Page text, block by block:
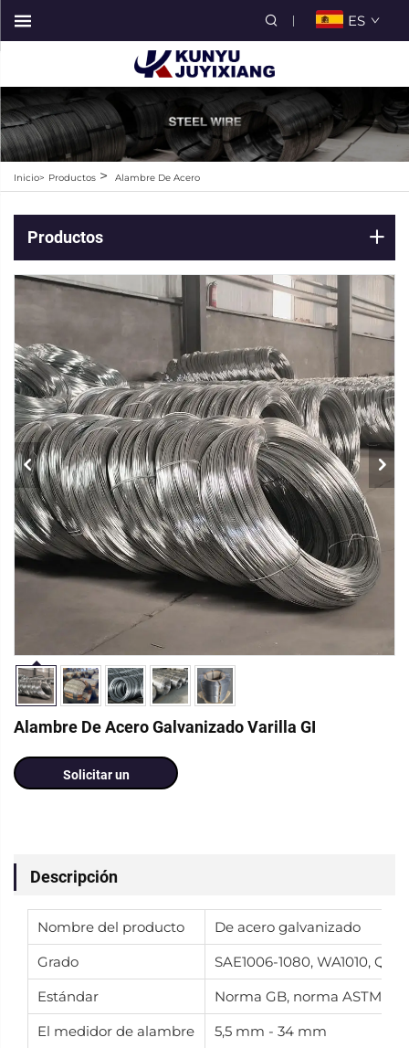
ES
Inicio> Productos > Alambre De Acero
Productos
Alambre De Acero Galvanizado Varilla GI
Solicitar un
Descripción
Nombre del producto
De acero galvanizado
Grado
SAE1006-1080, WA1010,
Estándar
Norma GB, norma ASTM
El medidor de alambre
5,5 mm - 34 mm